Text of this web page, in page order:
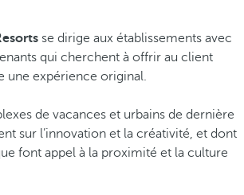
se dirige aux établissements avec
qui cherchent à offrir au client
une expérience original.
de vacances et urbains de dernière
sur l’innovation et la créativité, et dont
font appel à la proximité et la culture